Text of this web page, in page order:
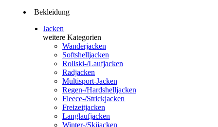
Bekleidung
Jacken
weitere Kategorien
Wanderjacken
Softshelljacken
Rollski-/Laufjacken
Radjacken
Multisport-Jacken
Regen-/Hardshelljacken
Fleece-/Strickjacken
Freizeitjacken
Langlaufjacken
Winter-/Skijacken